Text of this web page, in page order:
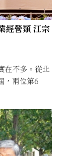
經營類 江宗
在不多。從北
，兩位第6